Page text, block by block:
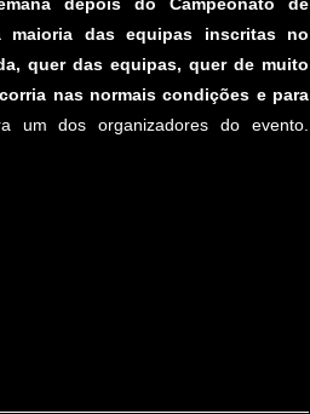
das equipas inscritas no
quer das equipas, quer de muito
nas normais condições e para
um dos organizadores do evento.